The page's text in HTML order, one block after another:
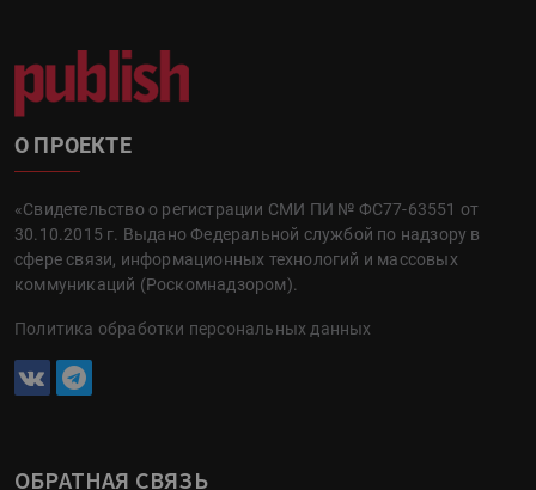
О ПРОЕКТЕ
«Свидетельство о регистрации СМИ ПИ № ФС77-63551 от
30.10.2015 г. Выдано Федеральной службой по надзору в
сфере связи, информационных технологий и массовых
коммуникаций (Роскомнадзором).
Политика обработки персональных данных
ОБРАТНАЯ СВЯЗЬ